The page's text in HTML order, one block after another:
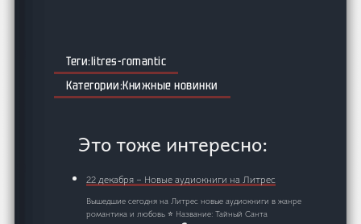
litres-romantic
Книжные новинки
Это тоже интересно:
22 декабря – Новые аудиокниги на Литрес
Вышедшие сегодня на Литрес новые аудиокниги в жанре
романтика и любовь ⭐ Название: Тайный Санта